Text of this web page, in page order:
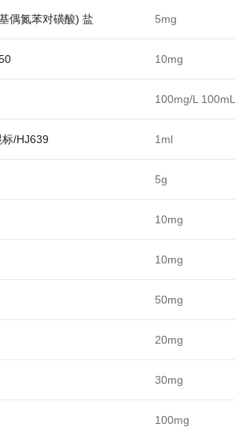
偶氮苯对磺酸) 盐 5mg
10mg
100mg/L 100mL
/HJ639 1ml
5g
10mg
10mg
50mg
20mg
30mg
100mg